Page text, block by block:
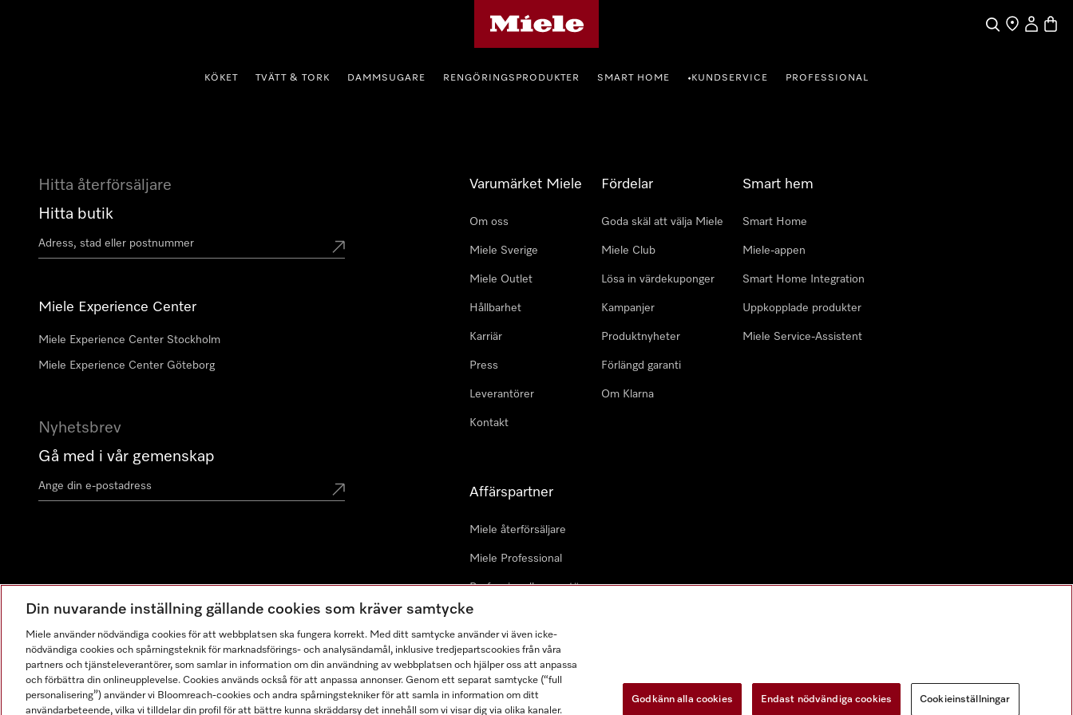
Sök
Hitta Butik
Mitt konto
KÖKET TVÄTT & TORK DAMMSUGARE RENGÖRINGSPRODUKTER SMART HOME •KUNDSERVICE PROFESSIONAL
Hitta återförsäljare
Hitta butik
Miele Experience Center
Miele Experience Center Stockholm
Miele Experience Center Göteborg
Nyhetsbrev
Gå med i vår gemenskap
Varumärket Miele
Om oss
Miele Sverige
Miele Outlet
Hållbarhet
Karriär
Press
Leverantörer
Kontakt
Fördelar
Goda skäl att välja Miele
Miele Club
Lösa in värdekuponger
Kampanjer
Produktnyheter
Förlängd garanti
Om Klarna
Smart hem
Smart Home
Miele-appen
Smart Home Integration
Uppkopplade produkter
Miele Service-Assistent
Affärspartner
Miele återförsäljare
Miele Professional
Professionell reparatör
Miele Marine
Arkitekter & Planerare
Din nuvarande inställning gällande cookies som kräver samtycke
Miele använder nödvändiga cookies för att webbplatsen ska fungera korrekt. Med ditt samtycke använder vi även icke-
nödvändiga cookies och spårningsteknik för marknadsförings- och analysändamål, inklusive tredjepartscookies från våra
partners och tjänsteleverantörer, som samlar in information om din användning av webbplatsen och hjälper oss att anpassa
och förbättra din onlineupplevelse. Cookies används också för att anpassa annonser. Genom ett separat samtycke (“full
personalisering”) använder vi Bloomreach-cookies och andra spårningstekniker för att samla in information om ditt
användarbeteende, vilka vi tilldelar din profil för att bättre kunna skräddarsy det innehåll som vi visar dig via olika kanaler.
Godkänn alla cookies Endast nödvändiga cookies Cookieinställningar